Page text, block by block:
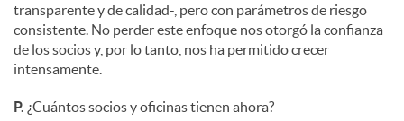
transparente y de calidad-, pero con parámetros de riesgo
consistente. No perder este enfoque nos otorgó la confianza
de los socios y, por lo tanto, nos ha permitido crecer
intensamente.
P. ¿Cuántos socios y oficinas tienen ahora?